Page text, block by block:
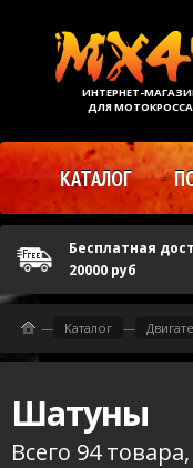
Шатуны
Всего 94
— Каталог —
ИНТЕРНЕТ-
ДЛЯ МОТОКРОССА
КАТАЛОГ
Бесплатная
20000 руб